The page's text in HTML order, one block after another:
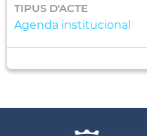
TIPUS D'ACTE
Agenda institucional